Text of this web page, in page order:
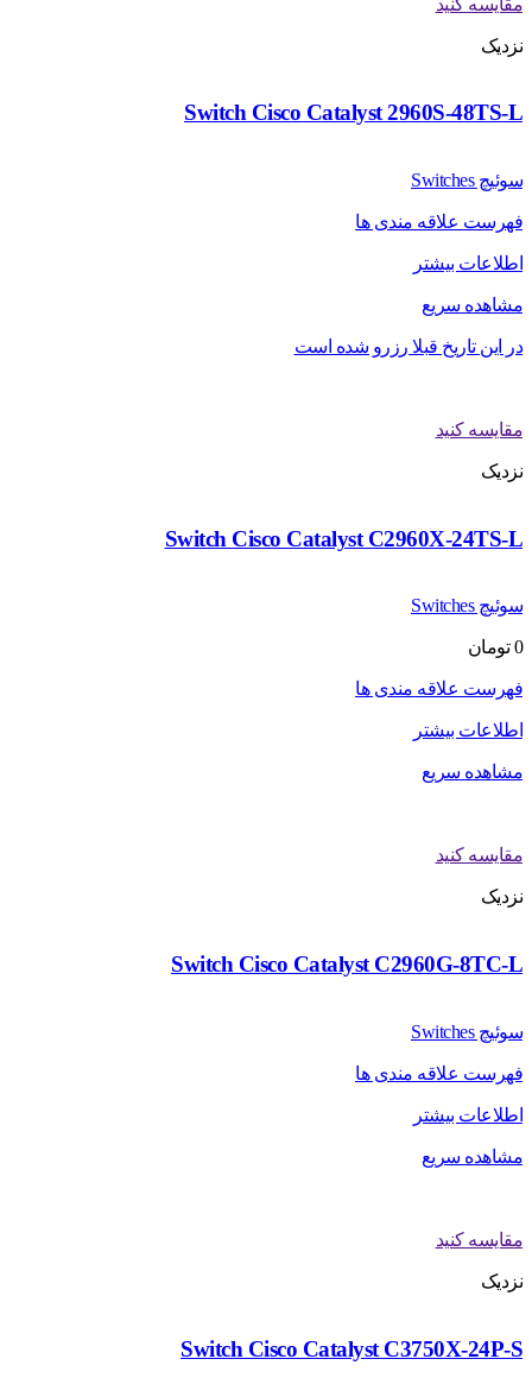
نزدیک
Switch Cisco Catalyst 2960S-48TS-L
سوئیچ Switches
فهرست علاقه مندی ها
اطلاعات بیشتر
مشاهده سریع
در این تاریخ قبلا رزرو شده است
مقایسه کنید
نزدیک
Switch Cisco Catalyst C2960X-24TS-L
سوئیچ Switches
0 تومان
فهرست علاقه مندی ها
اطلاعات بیشتر
مشاهده سریع
مقایسه کنید
نزدیک
Switch Cisco Catalyst C2960G-8TC-L
سوئیچ Switches
فهرست علاقه مندی ها
اطلاعات بیشتر
مشاهده سریع
مقایسه کنید
نزدیک
Switch Cisco Catalyst C3750X-24P-S